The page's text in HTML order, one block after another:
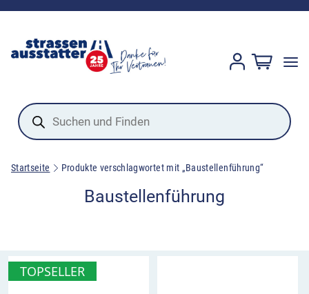
Products
search
Startseite Produkte verschlagwortet mit „Baustellenführung“
Baustellenführung
TOPSELLER